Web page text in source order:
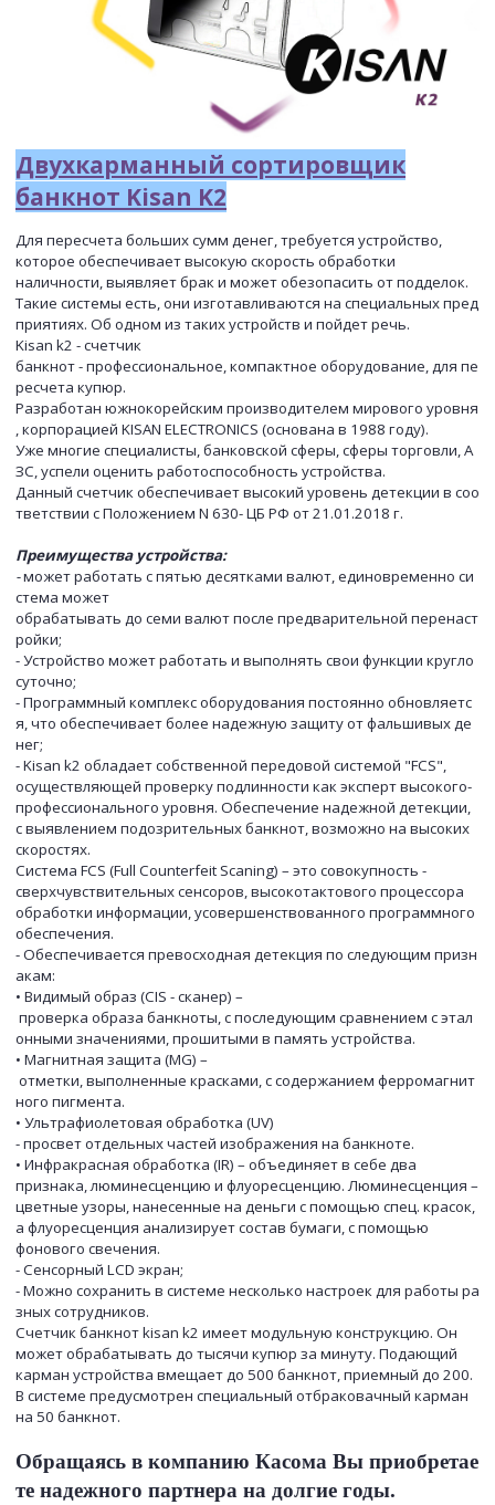
Двухкарманный сортировщик
банкнот Kisan K2
Для пересчета больших сумм денег, требуется устройство,
которое обеспечивает высокую скорость обработки
наличности, выявляет брак и может обезопасить от подделок.
Такие системы есть, они изготавливаются на специальных пред
приятиях. Об одном из таких устройств и пойдет речь.
Kisan k2 - счетчик
банкнот- профессиональное, компактное оборудование, для пе
ресчета купюр.
Разработан южнокорейским производителем мирового уровня
, корпорацией KISAN ELECTRONICS (основана в 1988 году).
Уже многие специалисты, банковской сферы, сферы торговли, А
ЗС, успели оценить работоспособность устройства.
Данный счетчик обеспечивает высокий уровень детекции в соо
тветствии с Положением N 630- ЦБ РФ от 21.01.2018 г.
Преимущества устройства:
-может работать с пятью десятками валют, единовременно си
стема может
обрабатывать до семи валют после предварительной перенаст
ройки;
- Устройство может работать и выполнять свои функции кругло
суточно;
- Программный комплекс оборудования постоянно обновляетс
я, что обеспечивает более надежную защиту от фальшивых де
нег;
- Kisan k2 обладает собственной передовой системой "FCS",
осуществляющей проверку подлинности как эксперт высокого-
профессионального уровня. Обеспечение надежной детекции,
с выявлением подозрительных банкнот, возможно на высоких
скоростях.
Система FCS (Full Counterfeit Scaning) – это совокупность -
сверхчувствительных сенсоров, высокотактового процессора
обработки информации, усовершенствованного программного
обеспечения.
- Обеспечивается превосходная детекция по следующим призн
акам:
• Видимый образ (CIS - сканер) –
проверка образа банкноты, с последующим сравнением с этал
онными значениями, прошитыми в память устройства.
• Магнитная защита (MG) –
отметки, выполненные красками, с содержанием ферромагнит
ного пигмента.
• Ультрафиолетовая обработка (UV)
- просвет отдельных частей изображения на банкноте.
• Инфракрасная обработка (IR) – объединяет в себе два
признака, люминесценцию и флуоресценцию. Люминесценция –
цветные узоры, нанесенные на деньги с помощью спец. красок,
а флуоресценция анализирует состав бумаги, с помощью
фонового свечения.
- Сенсорный LCD экран;
- Можно сохранить в системе несколько настроек для работы ра
зных сотрудников.
Счетчик банкнот kisan k2 имеет модульную конструкцию. Он
может обрабатывать до тысячи купюр за минуту. Подающий
карман устройства вмещает до 500 банкнот, приемный до 200.
В системе предусмотрен специальный отбраковачный карман
на 50 банкнот.
Обращаясь в компанию Касома Вы приобретае
те надежного партнера на долгие годы.